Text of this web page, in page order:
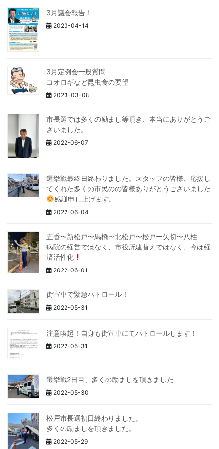
3月議会報告！
2023-04-14
3月定例会一般質問！
コオロギなど昆虫食の要望
2023-03-08
市長選では多くの励まし等頂き、本当にありがとうご
ざいました。
2022-06-07
選挙戦最終日終わりました。スタッフの皆様、応援し
てくれた多くの市民のの皆様ありがとうございました
感謝申し上げます。
2022-06-04
五香〜新松戸〜馬橋〜北松戸〜松戸ー矢切〜八柱
病院の経営ではなく、市役所建替えではなく、今は経
済活性化
2022-06-01
街宣車で緊急パトロール！
2022-05-31
注意喚起！自身も街宣車にてパトロールします！
2022-05-31
選挙戦2日目、多くの励ましを頂きました。
2022-05-30
松戸市長選初日終わりました。
多くの励ましを頂きました。
2022-05-29